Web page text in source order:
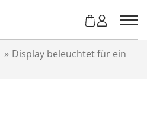
» Display beleuchtet für ein